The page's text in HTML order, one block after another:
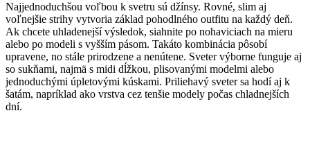
Najjednoduchšou voľbou k svetru sú džínsy. Rovné, slim aj
voľnejšie strihy vytvoria základ pohodlného outfitu na každý deň.
Ak chcete uhladenejší výsledok, siahnite po nohaviciach na mieru
alebo po modeli s vyšším pásom. Takáto kombinácia pôsobí
upravene, no stále prirodzene a nenútene. Sveter výborne funguje aj
so sukňami, najmä s midi dĺžkou, plisovanými modelmi alebo
jednoduchými úpletovými kúskami. Priliehavý sveter sa hodí aj k
šatám, napríklad ako vrstva cez tenšie modely počas chladnejších
dní.